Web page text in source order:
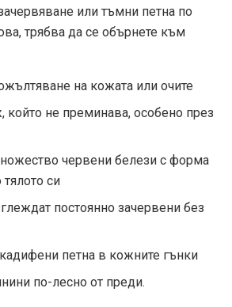
или тъмни петна по
трябва да се обърнете към
на кожата или очите
който не преминава, особено през
червени белези с форма
си
постоянно зачервени без
петна в кожните гънки
по-лесно от преди.